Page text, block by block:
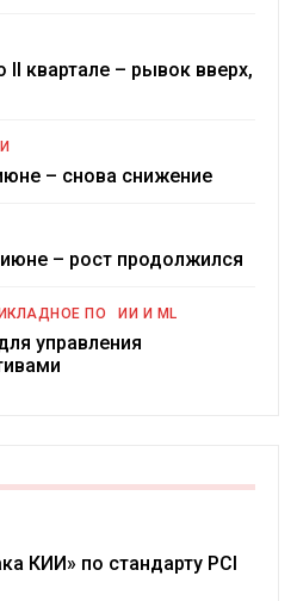
квартале – рывок вверх,
– снова снижение
– рост продолжился
ПО ИИ И ML
управления
КИИ» по стандарту PCI